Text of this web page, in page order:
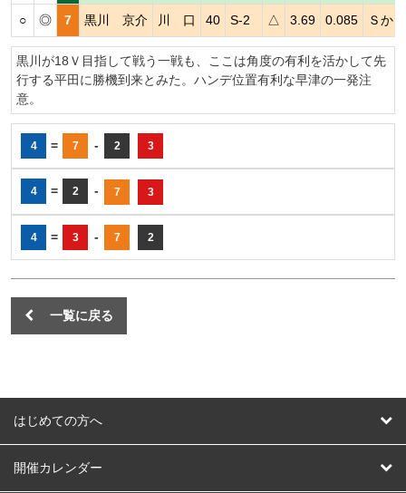
○ ◎ 7 黒川 京介 川 口 40 S-2 △ 3.69 0.085 Ｓか
黒川が18Ｖ目指して戦う一戦も、ここは角度の有利を活かして先
行する平田に勝機到来とみた。ハンデ位置有利な早津の一発注
意。
4 = 7 - 2 3
4 = 2 - 7 3
4 = 3 - 7 2
一覧に戻る
はじめての方へ
はじめての方へ
開催カレンダー